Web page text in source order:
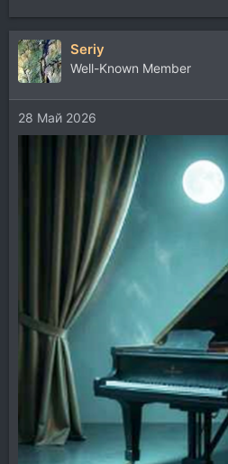
Seriy
Well-Known Member
28 Май 2026